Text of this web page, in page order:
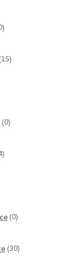
izdelkov
15izdelkov
0izdelkov
izdelkov
0izdelkov
30izdelkov